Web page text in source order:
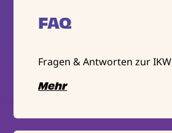
FAQ
Fragen & Antworten zur IKW
Mehr